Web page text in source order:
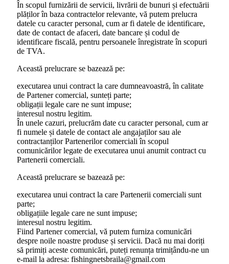
În scopul furnizării de servicii, livrării de bunuri și efectuării
plăților în baza contractelor relevante, vă putem prelucra
datele cu caracter personal, cum ar fi datele de identificare,
date de contact de afaceri, date bancare și codul de
identificare fiscală, pentru persoanele înregistrate în scopuri
de TVA.
Această prelucrare se bazează pe:
executarea unui contract la care dumneavoastră, în calitate
de Partener comercial, sunteți parte;
obligații legale care ne sunt impuse;
interesul nostru legitim.
În unele cazuri, prelucrăm date cu caracter personal, cum ar
fi numele și datele de contact ale angajaților sau ale
contractanților Partenerilor comerciali în scopul
comunicărilor legate de executarea unui anumit contract cu
Partenerii comerciali.
Această prelucrare se bazează pe:
executarea unui contract la care Partenerii comerciali sunt
parte;
obligațiile legale care ne sunt impuse;
interesul nostru legitim.
Fiind Partener comercial, vă putem furniza comunicări
despre noile noastre produse și servicii. Dacă nu mai doriți
să primiți aceste comunicări, puteți renunța trimițându-ne un
e-mail la adresa: fishingnetsbraila@gmail.com